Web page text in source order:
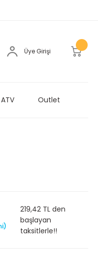
Üye Girişi
ATV Outlet
219,42 TL den
başlayan
taksitlerle!!